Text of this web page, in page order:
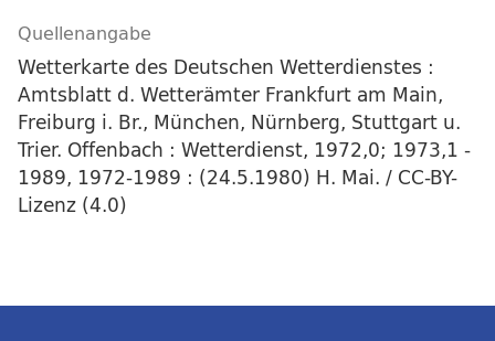
Quellenangabe
Wetterkarte des Deutschen Wetterdienstes :
Amtsblatt d. Wetterämter Frankfurt am Main,
Freiburg i. Br., München, Nürnberg, Stuttgart u.
Trier. Offenbach : Wetterdienst, 1972,0; 1973,1 -
1989, 1972-1989 : (24.5.1980) H. Mai. / CC-BY-
Lizenz (4.0)